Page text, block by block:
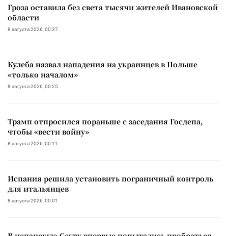
Гроза оставила без света тысячи жителей Ивановской
области
8 августа 2026, 00:37
Кулеба назвал нападения на украинцев в Польше
«только началом»
8 августа 2026, 00:25
Трамп отпросился пораньше с заседания Госдепа,
чтобы «вести войну»
8 августа 2026, 00:11
Испания решила установить пограничный контроль
для итальянцев
8 августа 2026, 00:01